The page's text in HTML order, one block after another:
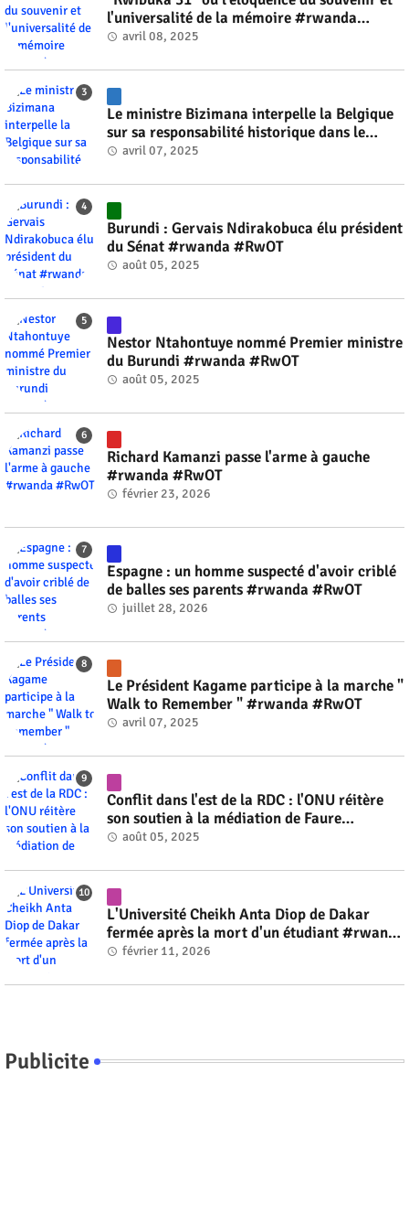
l'universalité de la mémoire #rwanda
#RwOT
avril 08, 2025
Le ministre Bizimana interpelle la Belgique
sur sa responsabilité historique dans le
génocide #rwanda #RwOT
avril 07, 2025
Burundi : Gervais Ndirakobuca élu président
du Sénat #rwanda #RwOT
août 05, 2025
Nestor Ntahontuye nommé Premier ministre
du Burundi #rwanda #RwOT
août 05, 2025
Richard Kamanzi passe l'arme à gauche
#rwanda #RwOT
février 23, 2026
Espagne : un homme suspecté d'avoir criblé
de balles ses parents #rwanda #RwOT
juillet 28, 2026
Le Président Kagame participe à la marche "
Walk to Remember " #rwanda #RwOT
avril 07, 2025
Conflit dans l'est de la RDC : l'ONU réitère
son soutien à la médiation de Faure
Gnassingbé #rwanda #RwOT
août 05, 2025
L'Université Cheikh Anta Diop de Dakar
fermée après la mort d'un étudiant #rwanda
#RwOT
février 11, 2026
Publicite